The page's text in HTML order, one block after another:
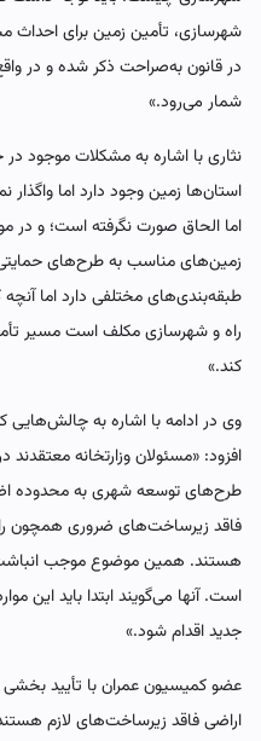
شهرسازی، تأمین زمین برای احداث
در قانون به‌صراحت ذکر شده و در
شمار می‌رود.»
نثاری با اشاره به مشکلات موجود
استان‌ها زمین وجود دارد اما
اما الحاق صورت نگرفته است؛ و در
زمین‌های مناسب به طرح‌های
طبقه‌بندی‌های مختلفی دارد اما
راه و شهرسازی مکلف است مسیر
کند.»
وی در ادامه با اشاره به چالش‌هایی
افزود: «مسئولان وزارتخانه
طرح‌های توسعه شهری به محدوده
فاقد زیرساخت‌های ضروری همچون
هستند. همین موضوع موجب
است. آنها می‌گویند ابتدا باید این
جدید اقدام شود.»
عضو کمیسیون عمران با تأیید بخشی
اراضی فاقد زیرساخت‌های لازم